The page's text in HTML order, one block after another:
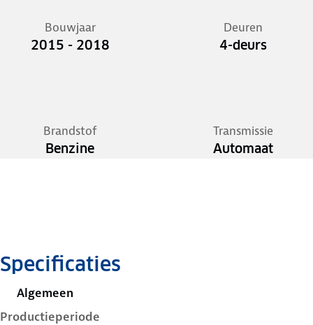
Bouwjaar
2015 - 2018
Deuren
4-deurs
Brandstof
Benzine
Transmissie
Automaat
Specificaties
Algemeen
Productieperiode